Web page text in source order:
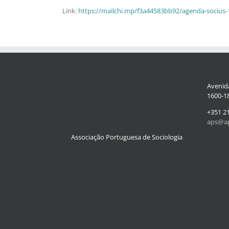
Link: https://mailchi.mp/f3a44583bb92/agenda-socius-
Associação Portuguesa de Sociologia
1600-
+351